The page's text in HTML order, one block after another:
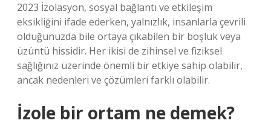
2023 İzolasyon, sosyal bağlantı ve etkileşim
eksikliğini ifade ederken, yalnızlık, insanlarla çevrili
olduğunuzda bile ortaya çıkabilen bir boşluk veya
üzüntü hissidir. Her ikisi de zihinsel ve fiziksel
sağlığınız üzerinde önemli bir etkiye sahip olabilir,
ancak nedenleri ve çözümleri farklı olabilir.
İzole bir ortam ne demek?